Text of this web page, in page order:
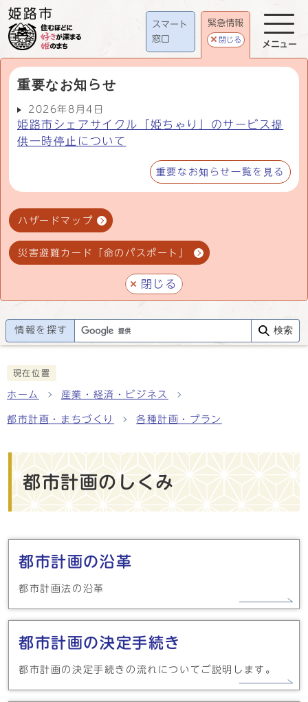
スマート
窓口
緊急情報
閉じる
重要なお知らせ
2026年8月4日
姫路市シェアサイクル「姫ちゃり」のサービス提
供一時停止について
重要なお知らせ一覧を見る
ハザードマップ
災害避難カード「命のパスポート」
閉じる
メニュー
情報を探す 検索
現在位置
ホーム 産業・経済・ビジネス
都市計画・まちづくり 各種計画・プラン
都市計画のしくみ
メインメニュー
都市計画の沿革
都市計画法の沿革
都市計画の決定手続き
都市計画の決定手続きの流れについてご説明します。